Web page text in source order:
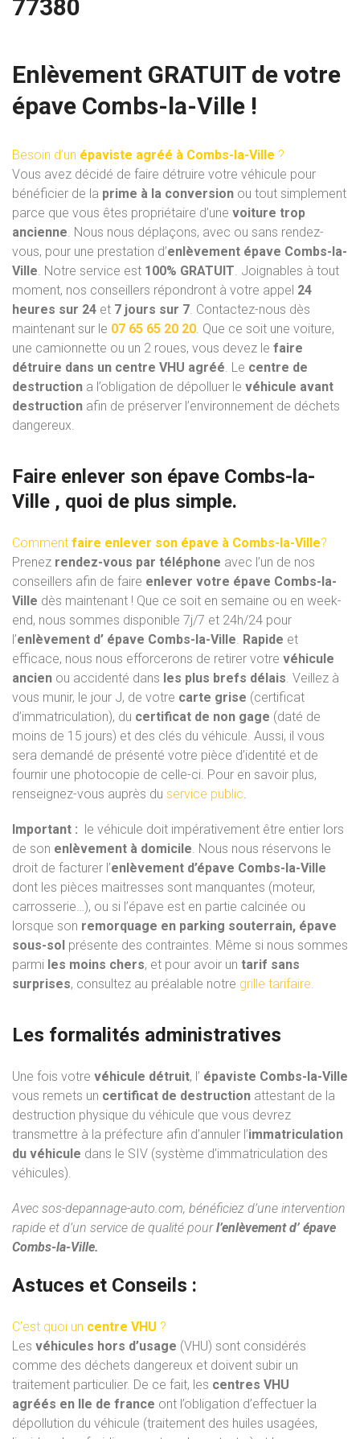
77380
Enlèvement GRATUIT de votre
épave Combs-la-Ville !
Besoin d’un épaviste agréé à Combs-la-Ville ?
Vous avez décidé de faire détruire votre véhicule pour
bénéficier de la prime à la conversion ou tout simplement
parce que vous êtes propriétaire d’une voiture trop
ancienne. Nous nous déplaçons, avec ou sans rendez-
vous, pour une prestation d’enlèvement épave Combs-la-
Ville. Notre service est 100% GRATUIT. Joignables à tout
moment, nos conseillers répondront à votre appel 24
heures sur 24 et 7 jours sur 7. Contactez-nous dès
maintenant sur le 07 65 65 20 20. Que ce soit une voiture,
une camionnette ou un 2 roues, vous devez le faire
détruire dans un centre VHU agréé. Le centre de
destruction a l’obligation de dépolluer le véhicule avant
destruction afin de préserver l’environnement de déchets
dangereux.
Faire enlever son épave Combs-la-
Ville , quoi de plus simple.
Comment faire enlever son épave à Combs-la-Ville?
Prenez rendez-vous par téléphone avec l’un de nos
conseillers afin de faire enlever votre épave Combs-la-
Ville dès maintenant ! Que ce soit en semaine ou en week-
end, nous sommes disponible 7j/7 et 24h/24 pour
l’enlèvement d’ épave Combs-la-Ville. Rapide et
efficace, nous nous efforcerons de retirer votre véhicule
ancien ou accidenté dans les plus brefs délais. Veillez à
vous munir, le jour J, de votre carte grise (certificat
d’immatriculation), du certificat de non gage (daté de
moins de 15 jours) et des clés du véhicule. Aussi, il vous
sera demandé de présenté votre pièce d’identité et de
fournir une photocopie de celle-ci. Pour en savoir plus,
renseignez-vous auprès du service public.
Important : le véhicule doit impérativement être entier lors
de son enlèvement à domicile. Nous nous réservons le
droit de facturer l’enlèvement d’épave Combs-la-Ville
dont les pièces maitresses sont manquantes (moteur,
carrosserie…), ou si l’épave est en partie calcinée ou
lorsque son remorquage en parking souterrain, épave
sous-sol présente des contraintes. Même si nous sommes
parmi les moins chers, et pour avoir un tarif sans
surprises, consultez au préalable notre grille tarifaire.
Les formalités administratives
Une fois votre véhicule détruit, l’ épaviste Combs-la-Ville
vous remets un certificat de destruction attestant de la
destruction physique du véhicule que vous devrez
transmettre à la préfecture afin d’annuler l’immatriculation
du véhicule dans le SIV (système d’immatriculation des
véhicules).
Avec sos-depannage-auto.com, bénéficiez d’une intervention
rapide et d’un service de qualité pourl’enlèvement d’ épave
Combs-la-Ville.
Astuces et Conseils :
C’est quoi un centre VHU ?
Les véhicules hors d’usage (VHU) sont considérés
comme des déchets dangereux et doivent subir un
traitement particulier. De ce fait, les centres VHU
agréés en Ile de france ont l’obligation d’effectuer la
dépollution du véhicule (traitement des huiles usagées,